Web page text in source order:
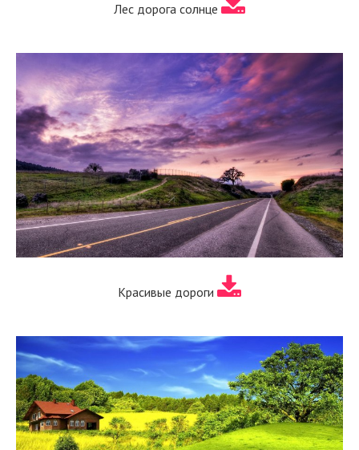
Лес дорога солнце
Красивые дороги